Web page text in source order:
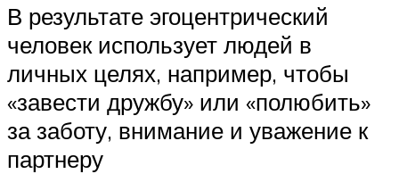
В результате эгоцентрический
человек использует людей в
личных целях, например, чтобы
«завести дружбу» или «полюбить»
за заботу, внимание и уважение к
партнеру